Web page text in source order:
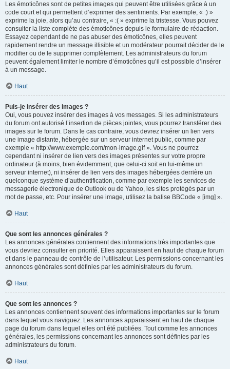
Les émoticônes sont de petites images qui peuvent être utilisées grâce à un
code court et qui permettent d’exprimer des sentiments. Par exemple, « :) »
exprime la joie, alors qu’au contraire, « :( » exprime la tristesse. Vous pouvez
consulter la liste complète des émoticônes depuis le formulaire de rédaction.
Essayez cependant de ne pas abuser des émoticônes, elles peuvent
rapidement rendre un message illisible et un modérateur pourrait décider de le
modifier ou de le supprimer complètement. Les administrateurs du forum
peuvent également limiter le nombre d’émoticônes qu’il est possible d’insérer
à un message.
Haut
Puis-je insérer des images ?
Oui, vous pouvez insérer des images à vos messages. Si les administrateurs
du forum ont autorisé l’insertion de pièces jointes, vous pourrez transférer des
images sur le forum. Dans le cas contraire, vous devrez insérer un lien vers
une image distante, hébergée sur un serveur internet public, comme par
exemple « http://www.exemple.com/mon-image.gif ». Vous ne pourrez
cependant ni insérer de lien vers des images présentes sur votre propre
ordinateur (à moins, bien évidemment, que celui-ci soit en lui-même un
serveur internet), ni insérer de lien vers des images hébergées derrière un
quelconque système d’authentification, comme par exemple les services de
messagerie électronique de Outlook ou de Yahoo, les sites protégés par un
mot de passe, etc. Pour insérer une image, utilisez la balise BBCode « [img] ».
Haut
Que sont les annonces générales ?
Les annonces générales contiennent des informations très importantes que
vous devriez consulter en priorité. Elles apparaissent en haut de chaque forum
et dans le panneau de contrôle de l’utilisateur. Les permissions concernant les
annonces générales sont définies par les administrateurs du forum.
Haut
Que sont les annonces ?
Les annonces contiennent souvent des informations importantes sur le forum
dans lequel vous naviguez. Les annonces apparaissent en haut de chaque
page du forum dans lequel elles ont été publiées. Tout comme les annonces
générales, les permissions concernant les annonces sont définies par les
administrateurs du forum.
Haut